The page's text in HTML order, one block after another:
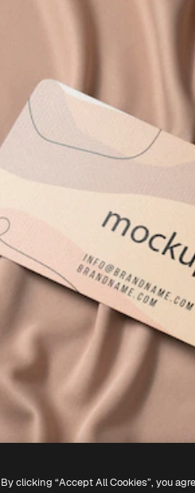
By clicking “Accept All Cookies”, you